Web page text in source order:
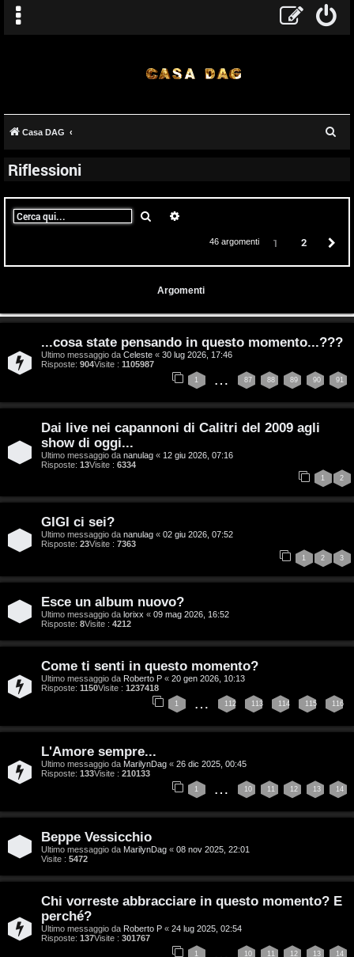
r
o
m
e
n
t
i
s
e
n
a
s
p
o
s
Casa DAG
Riflessioni
Cerca
46 argomenti 1 2
Argomenti
...cosa state pensando in questo momento...???
Ultimo messaggio da Celeste « 30 lug 2026, 17:46
Risposte: 904Visite : 1105987
1 … 87 88 89 90 91
Dai live nei capannoni di Calitri del 2009 agli
show di oggi...
Ultimo messaggio da nanulag « 12 giu 2026, 07:16
Risposte: 13Visite : 6334
1 2
GIGI ci sei?
Ultimo messaggio da nanulag « 02 giu 2026, 07:52
Risposte: 23Visite : 7363
1 2 3
Esce un album nuovo?
Ultimo messaggio da lorixx « 09 mag 2026, 16:52
Risposte: 8Visite : 4212
Come ti senti in questo momento?
Ultimo messaggio da Roberto P « 20 gen 2026, 10:13
Risposte: 1150Visite : 1237418
1 … 112 113 114 115 116
L'Amore sempre...
Ultimo messaggio da MarilynDag « 26 dic 2025, 00:45
Risposte: 133Visite : 210133
1 … 10 11 12 13 14
Beppe Vessicchio
Ultimo messaggio da MarilynDag « 08 nov 2025, 22:01
Visite : 5472
Chi vorreste abbracciare in questo momento? E
perché?
Ultimo messaggio da Roberto P « 24 lug 2025, 02:54
Risposte: 137Visite : 301767
1 … 10 11 12 13 14
T
p
c
A
t
i
v
i
g
i
D
'
A
o